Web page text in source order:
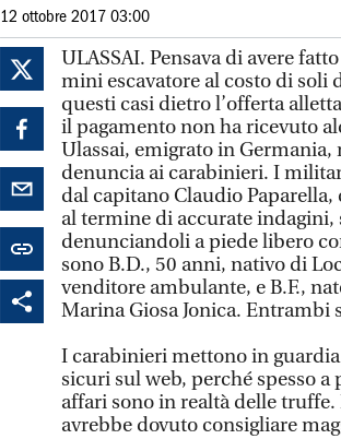
12 ottobre 2017 03:00
ULASSAI. Pensava di avere
mini escavatore al costo di soli
questi casi dietro l’offerta
il pagamento non ha ricevuto
Ulassai, emigrato in Germania,
denuncia ai carabinieri. I
dal capitano Claudio
al termine di accurate
denunciandoli a piede libero
sono B.D., 50 anni, nativo di
venditore ambulante, e B.F.,
Marina Giosa Jonica. Entrambi
I carabinieri mettono in
sicuri sul web, perché spesso
affari sono in realtà delle
avrebbe dovuto consigliare